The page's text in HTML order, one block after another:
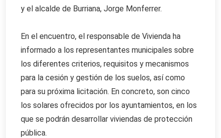
y el alcalde de Burriana, Jorge Monferrer.
En el encuentro, el responsable de Vivienda ha
informado a los representantes municipales sobre
los diferentes criterios, requisitos y mecanismos
para la cesión y gestión de los suelos, así como
para su próxima licitación. En concreto, son cinco
los solares ofrecidos por los ayuntamientos, en los
que se podrán desarrollar viviendas de protección
pública.